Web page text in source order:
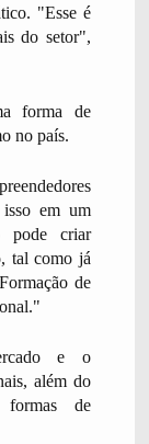
"Esse é
do setor",
forma de
no país.
em um
pode criar
tal como já
de
e o
além do
formas de